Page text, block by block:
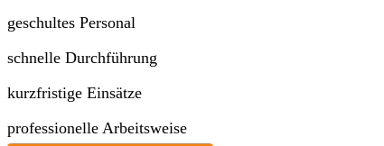
geschultes Personal
schnelle Durchführung
kurzfristige Einsätze
professionelle Arbeitsweise